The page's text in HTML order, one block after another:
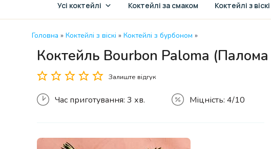
Усі коктейлі Коктейлі за смаком Коктейлі з віскі
Головна » Коктейлі з віскі » Коктейлі з бурбоном »
Коктейль Bourbon Paloma
Залиште відгук
Час приготування: 3 хв. Міцність: 4/10